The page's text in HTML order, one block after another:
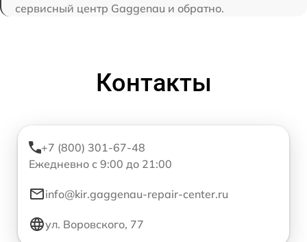
сервисный центр Gaggenau и обратно.
Контакты
+7 (800) 301-67-48
Ежедневно с 9:00 до 21:00
info@kir.gaggenau-repair-center.ru
ул. Воровского, 77